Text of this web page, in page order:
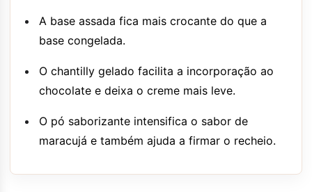
A base assada fica mais crocante do que a
base congelada.
O chantilly gelado facilita a incorporação ao
chocolate e deixa o creme mais leve.
O pó saborizante intensifica o sabor de
maracujá e também ajuda a firmar o recheio.